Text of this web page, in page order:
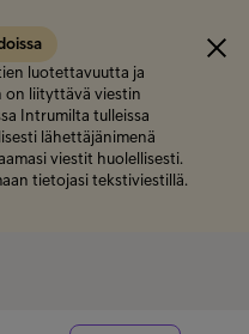
luotettavuutta ja
on liityttävä viestin
Intrumilta tulleissa
lähettäjänimenä
viestit huolellisesti.
tietojasi tekstiviestillä.